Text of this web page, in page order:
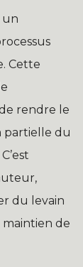
un
Cette
rendre le
partielle du
du levain
maintien de